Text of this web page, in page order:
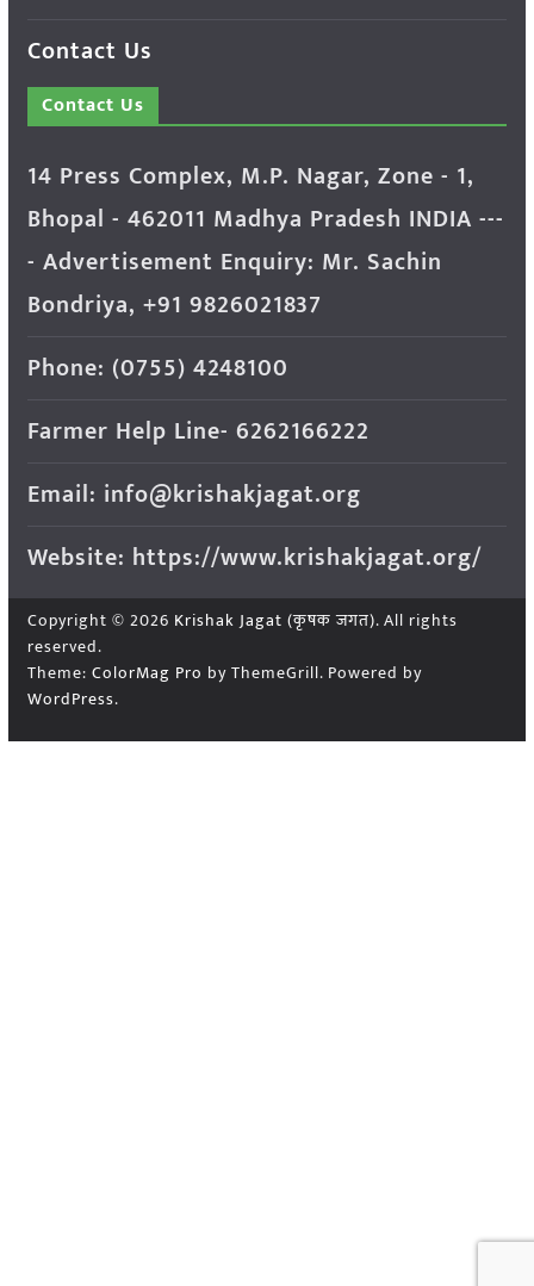
Contact Us
Contact Us
14 Press Complex, M.P. Nagar, Zone - 1,
Bhopal - 462011 Madhya Pradesh INDIA ---
- Advertisement Enquiry: Mr. Sachin
Bondriya, +91 9826021837
Phone: (0755) 4248100
Farmer Help Line- 6262166222
Email: info@krishakjagat.org
Website: https://www.krishakjagat.org/
Copyright © 2026 Krishak Jagat (कृषक जगत). All rights
reserved.
Theme: ColorMag Pro by ThemeGrill. Powered by
WordPress.